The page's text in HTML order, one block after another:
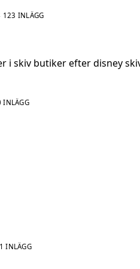
123 INLÄGG
i skiv butiker efter disney
INLÄGG
INLÄGG